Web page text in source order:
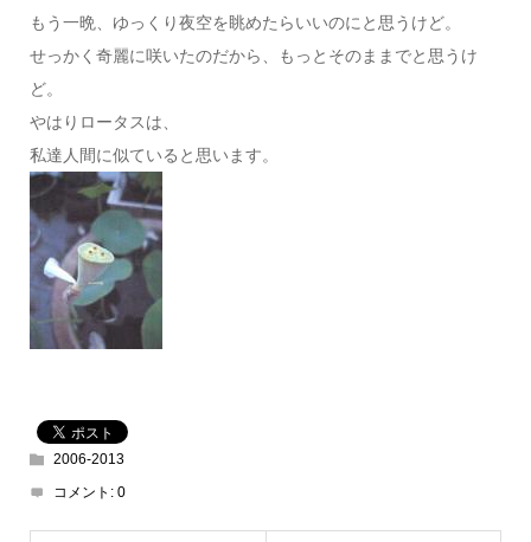
もう一晩、ゆっくり夜空を眺めたらいいのにと思うけど。
せっかく奇麗に咲いたのだから、もっとそのままでと思うけ
ど。
やはりロータスは、
私達人間に似ていると思います。
2006-2013
コメント: 0